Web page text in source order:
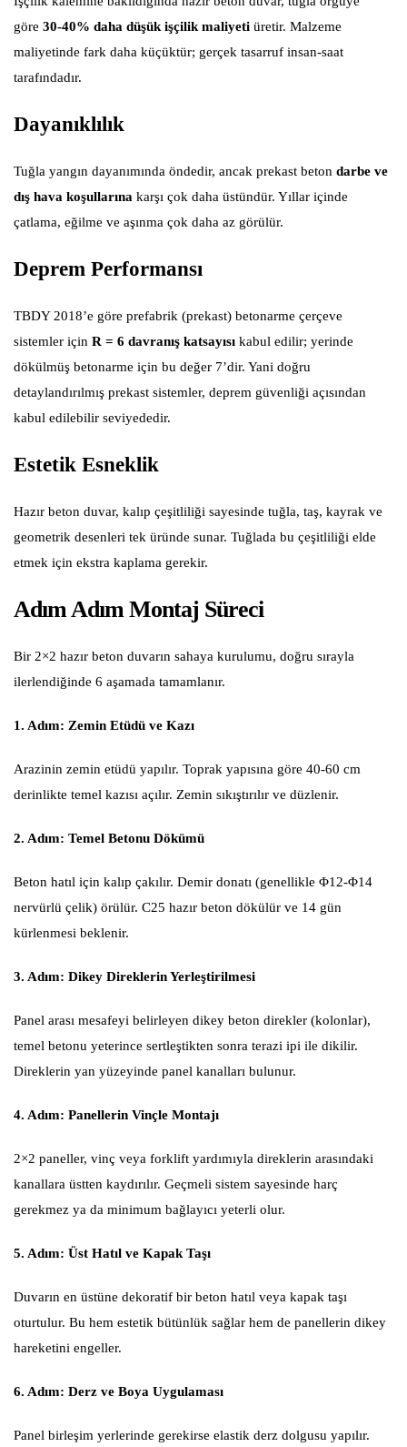
göre 30-40% daha düşük işçilik maliyeti üretir. Malzeme
maliyetinde fark daha küçüktür; gerçek tasarruf insan-saat
tarafındadır.
Dayanıklılık
Tuğla yangın dayanımında öndedir, ancak prekast beton darbe ve
dış hava koşullarına karşı çok daha üstündür. Yıllar içinde
çatlama, eğilme ve aşınma çok daha az görülür.
Deprem Performansı
TBDY 2018’e göre prefabrik (prekast) betonarme çerçeve
sistemler için R = 6 davranış katsayısı kabul edilir; yerinde
dökülmüş betonarme için bu değer 7’dir. Yani doğru
detaylandırılmış prekast sistemler, deprem güvenliği açısından
kabul edilebilir seviyededir.
Estetik Esneklik
Hazır beton duvar, kalıp çeşitliliği sayesinde tuğla, taş, kayrak ve
geometrik desenleri tek üründe sunar. Tuğlada bu çeşitliliği elde
etmek için ekstra kaplama gerekir.
Adım Adım Montaj Süreci
Bir 2×2 hazır beton duvarın sahaya kurulumu, doğru sırayla
ilerlendiğinde 6 aşamada tamamlanır.
1. Adım: Zemin Etüdü ve Kazı
Arazinin zemin etüdü yapılır. Toprak yapısına göre 40-60 cm
derinlikte temel kazısı açılır. Zemin sıkıştırılır ve düzlenir.
2. Adım: Temel Betonu Dökümü
Beton hatıl için kalıp çakılır. Demir donatı (genellikle Φ12-Φ14
nervürlü çelik) örülür. C25 hazır beton dökülür ve 14 gün
kürlenmesi beklenir.
3. Adım: Dikey Direklerin Yerleştirilmesi
Panel arası mesafeyi belirleyen dikey beton direkler (kolonlar),
temel betonu yeterince sertleştikten sonra terazi ipi ile dikilir.
Direklerin yan yüzeyinde panel kanalları bulunur.
4. Adım: Panellerin Vinçle Montajı
2×2 paneller, vinç veya forklift yardımıyla direklerin arasındaki
kanallara üstten kaydırılır. Geçmeli sistem sayesinde harç
gerekmez ya da minimum bağlayıcı yeterli olur.
5. Adım: Üst Hatıl ve Kapak Taşı
Duvarın en üstüne dekoratif bir beton hatıl veya kapak taşı
oturtulur. Bu hem estetik bütünlük sağlar hem de panellerin dikey
hareketini engeller.
6. Adım: Derz ve Boya Uygulaması
Panel birleşim yerlerinde gerekirse elastik derz dolgusu yapılır.